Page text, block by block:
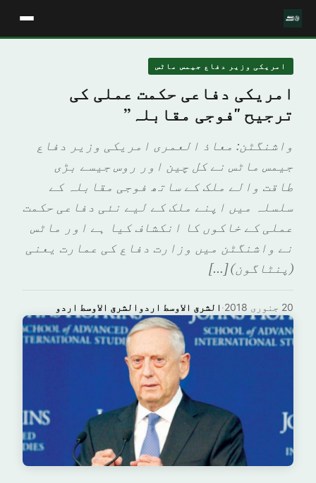
امریکی وزیر دفاع جیمس ماٹس
امریکی دفاعی حکمت عملی کی
ترجیح "فوجی مقابلہ”
واشنگٹن: معاذ العمری امریکی وزیر دفاع
جیمس ماٹس نے کل چین اور روس جیسے بڑی
طاقت والے ملک کے ساتھ فوجی مقابلہ کے
سلسلہ میں اپنے ملک کے لیے نئی دفاعی حکمت
عملی کے خاکوں کا انکشاف کیا ہے اور ماٹس
نے واشنگٹن میں وزارت دفاع کی عمارت یعنی
(پنٹاگون) […]
الشرق الاوسط اردوالشرق الاوسط اردو · 20 جنوری 2018